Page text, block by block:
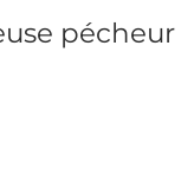
pécheur